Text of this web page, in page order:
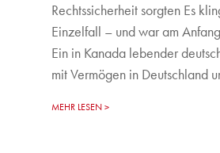
Rechtssicherheit sorgten Es
Einzelfall – und war am
Ein in Kanada lebender
mit Vermögen in Deutschland
MEHR LESEN